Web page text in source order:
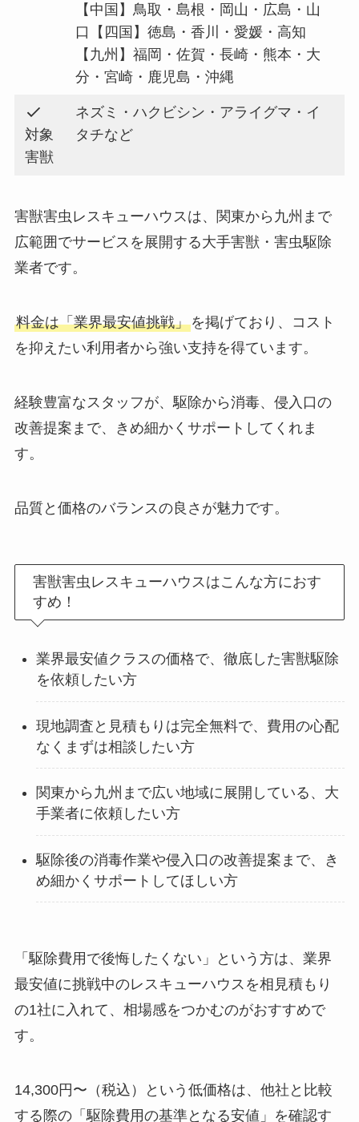
【中国】鳥取・島根・岡山・広島・山
口【四国】徳島・香川・愛媛・高知
【九州】福岡・佐賀・長崎・熊本・大
分・宮崎・鹿児島・沖縄
対象
害獣
ネズミ・ハクビシン・アライグマ・イ
タチなど
害獣害虫レスキューハウスは、関東から九州まで
広範囲でサービスを展開する大手害獣・害虫駆除
業者です。
料金は「業界最安値挑戦」を掲げており、コスト
を抑えたい利用者から強い支持を得ています。
経験豊富なスタッフが、駆除から消毒、侵入口の
改善提案まで、きめ細かくサポートしてくれま
す。
品質と価格のバランスの良さが魅力です。
害獣害虫レスキューハウスはこんな方におす
すめ！
業界最安値クラスの価格で、徹底した害獣駆除
を依頼したい方
現地調査と見積もりは完全無料で、費用の心配
なくまずは相談したい方
関東から九州まで広い地域に展開している、大
手業者に依頼したい方
駆除後の消毒作業や侵入口の改善提案まで、き
め細かくサポートしてほしい方
「駆除費用で後悔したくない」という方は、業界
最安値に挑戦中のレスキューハウスを相見積もり
の1社に入れて、相場感をつかむのがおすすめで
す。
14,300円〜（税込）という低価格は、他社と比較
する際の「駆除費用の基準となる安値」を確認す